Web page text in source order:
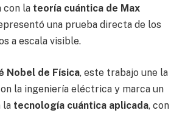
con la teoría cuántica de Max
una prueba directa de los
a escala visible.
Nobel de Física, este trabajo une la
la ingeniería eléctrica y marca un
la tecnología cuántica aplicada, con